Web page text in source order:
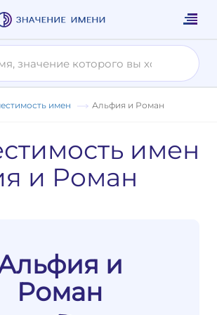
имен Альфия и Роман
имен
и Роман
и
Роман